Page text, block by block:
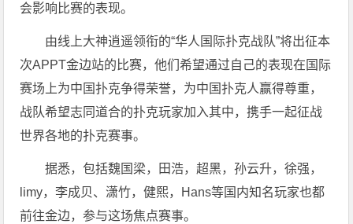
会影响比赛的表现。
由线上大神逍遥领衔的“华人国际扑克战队”将出征本
次APPT金边站的比赛，他们希望通过自己的表现在国际
赛场上为中国扑克争得荣誉，为中国扑克人赢得尊重，
战队希望志同道合的扑克玩家加入其中，携手一起征战
世界各地的扑克赛事。
据悉，包括魏国梁，田浩，超黑，孙云升，徐强，
limy，李成贝、潇竹，健熙，Hans等国内知名玩家也都
前往金边，参与这场焦点赛事。